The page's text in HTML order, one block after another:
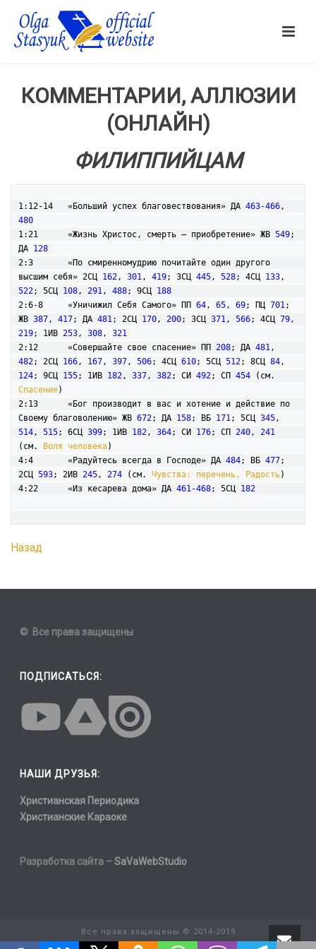
КОММЕНТАРИИ, АЛЛЮЗИИ
(ОНЛАЙН)
ФИЛИППИЙЦАМ
1:12-14   «Больший успех благовествования» ДА 463-466
480
1:21      «Жизнь Христос, смерть – приобретение» ЖВ 549;
ДА 128
2:3       «По смиренномудрию почитайте один другого
высшим себя» 2СЦ 162, 301, 419; 3СЦ 445, 528; 4СЦ 133
522; 5СЦ 108, 291, 488; 9СЦ 188
2:6-8     «Уничижил Себя Самого» ПП 64, 65, 69; ПЦ 701;
ЖВ 387, 417; ДА 481; 2СЦ 170, 200; 3СЦ 371, 566; 4СЦ 79
219; 1ИВ 253, 308, 321
2:12      «Совершайте свое спасение» ПП 208; ДА 481
482; 2СЦ 166, 167, 397, 506; 4СЦ 610; 5СЦ 512; 8СЦ 84
124; 9СЦ 155; 1ИВ 182, 337, 382; СИ 492; СП 454
Спасение)
2:13      «Бог производит в вас и хотение и действие по
Своему благоволению» ЖВ 672; ДА 158; ВБ 171; 5СЦ 345
514, 515; 6СЦ 399; 1ИВ 182, 364; СИ 176; СП 240, 241
(см.
Воля человека)
4:4       «Радуйтесь всегда в Господе» ДА 484; ВБ 477;
2СЦ 593; 2ИВ 245, 274 (см. Чувства: перечень, Радость)
4:22      «Из кесарева дома» ДА 461-468; 5СЦ 182
Назад
© Все права защищены
ПОДПИСАТЬСЯ:
НАШИ ДРУЗЬЯ:
Христианская Периодика
Христианские Караоке
Разработка сайта –SaVaWebStudio
Все права защищены © 2014-2019